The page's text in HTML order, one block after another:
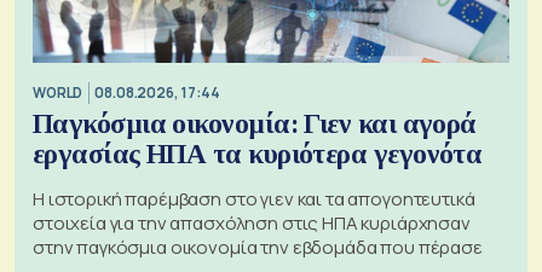
WORLD 08.08.2026, 17:44
Παγκόσμια οικονομία: Γιεν και αγορά
εργασίας ΗΠΑ τα κυριότερα γεγονότα
Η ιστορική παρέμβαση στο γιεν και τα απογοητευτικά
στοιχεία για την απασχόληση στις ΗΠΑ κυριάρχησαν
στην παγκόσμια οικονομία την εβδομάδα που πέρασε